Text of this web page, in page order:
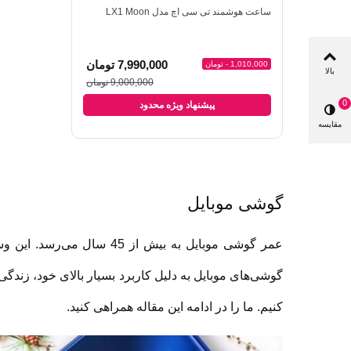
تومان
اضافه به مقایسه
ساعت هوشمند تی سی اچ مدل LX1 Moon
1,010,000 - تومان 7,990,000 تومان
9,000,000 تومان
پیشنهاد ویژه محدود
گوشی موبایل
عمر گوشی موبایل به
گوشی‌های موبایل به دلیل کاربرد بسیار بالای خود،
کنیم. ما را در ادامه این مقاله همراهی کنید.
بالا
مقایسه
0